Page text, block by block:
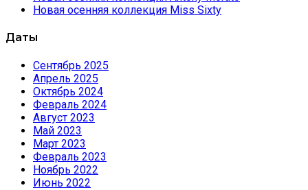
Новая осенняя коллекция Miss Sixty
Даты
Сентябрь 2025
Апрель 2025
Октябрь 2024
Февраль 2024
Август 2023
Май 2023
Март 2023
Февраль 2023
Ноябрь 2022
Июнь 2022